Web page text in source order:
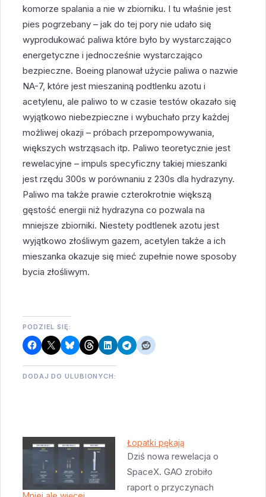
komorze spalania a nie w zbiorniku. I tu właśnie jest
pies pogrzebany – jak do tej pory nie udało się
wyprodukować paliwa które było by wystarczająco
energetyczne i jednocześnie wystarczająco
bezpieczne. Boeing planował użycie paliwa o nazwie
NA-7, które jest mieszaniną podtlenku azotu i
acetylenu, ale paliwo to w czasie testów okazało się
wyjątkowo niebezpieczne i wybuchało przy każdej
możliwej okazji – próbach przepompowywania,
większych wstrząsach itp. Paliwo teoretycznie jest
rewelacyjne – impuls specyficzny takiej mieszanki
jest rzędu 300s w porównaniu z 230s dla hydrazyny.
Paliwo ma także prawie czterokrotnie większą
gęstość energii niż hydrazyna co pozwala na
mniejsze zbiorniki. Niestety podtlenek azotu jest
wyjątkowo złośliwym gazem, acetylen także a ich
mieszanka okazuje się mieć zupełnie nowe sposoby
bycia złośliwym.
PODZIEL SIĘ:
DODAJ DO ULUBIONYCH:
Łopatki pękają
Dziś nowa rewelacja o
SpaceX. GAO zrobiło
raport o przyczynach